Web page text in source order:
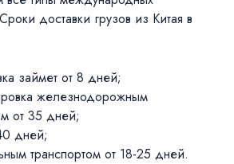
доставки грузов из Китая в
займет от 8 дней;
железнодорожным
от 35 дней;
дней;
транспортом от 18-25 дней.